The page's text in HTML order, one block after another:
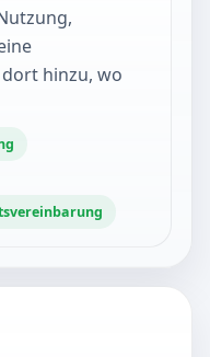
hinzu, wo